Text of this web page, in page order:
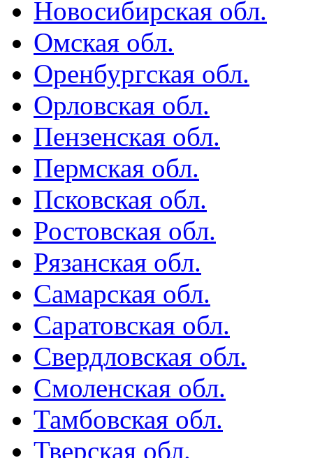
Новосибирская обл.
Омская обл.
Оренбургская обл.
Орловская обл.
Пензенская обл.
Пермская обл.
Псковская обл.
Ростовская обл.
Рязанская обл.
Самарская обл.
Саратовская обл.
Свердловская обл.
Смоленская обл.
Тамбовская обл.
Тверская обл.